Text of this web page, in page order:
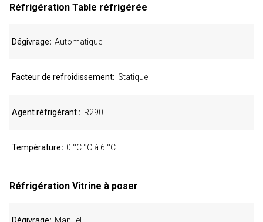
Réfrigération Table réfrigérée
Dégivrage Automatique
Facteur de refroidissement Statique
Agent réfrigérant R290
Température 0 °C °C à 6 °C
Réfrigération Vitrine à poser